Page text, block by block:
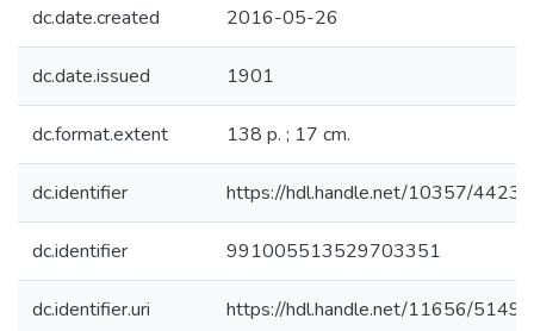
dc.date.created 2016-05-26
dc.date.issued 1901
dc.format.extent 138 p. ; 17 cm.
dc.identifier https://hdl.handle.net/10357/4423
dc.identifier 991005513529703351
dc.identifier.uri https://hdl.handle.net/11656/5149